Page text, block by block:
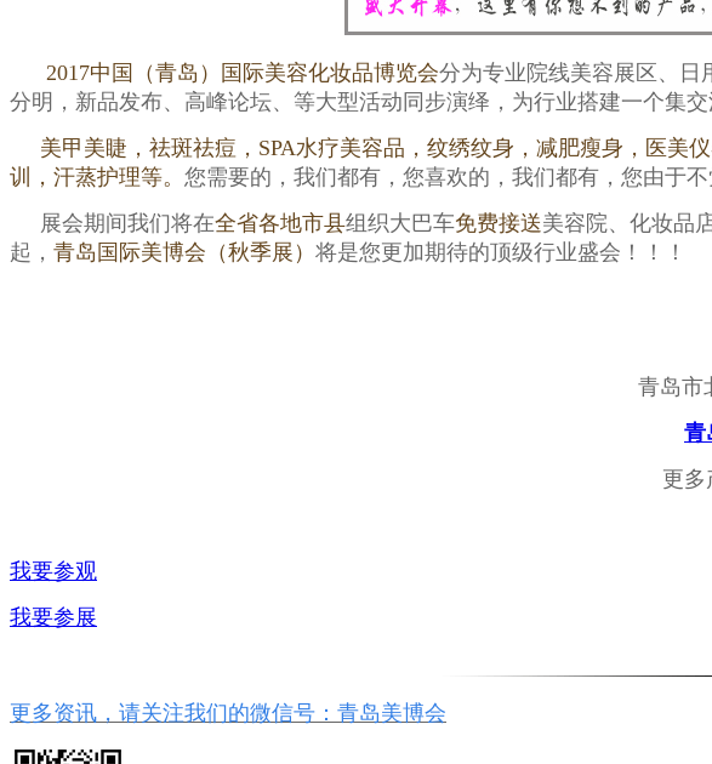
2017中国（青岛）国际美容化妆品博览会分为专业院线美容展区、日
分明，新品发布、高峰论坛、等大型活动同步演绎，为行业搭建一个集
美甲美睫，祛斑祛痘， SPA水疗美容品，纹绣纹身，减肥瘦身，医美
训，汗蒸护理等。 您需要的，我们都有，您喜欢的，我们都有，您由于不
展会期间我们将在全省各地市县组织大巴车免费接送美容院、化妆品
起， 青岛国际美博会（秋季展） 将是您更加期待的顶级行业盛会！！！
青岛市
青
更多
我要参观
我要参展
更多资讯，请关注我们的微信号： 青岛美博会